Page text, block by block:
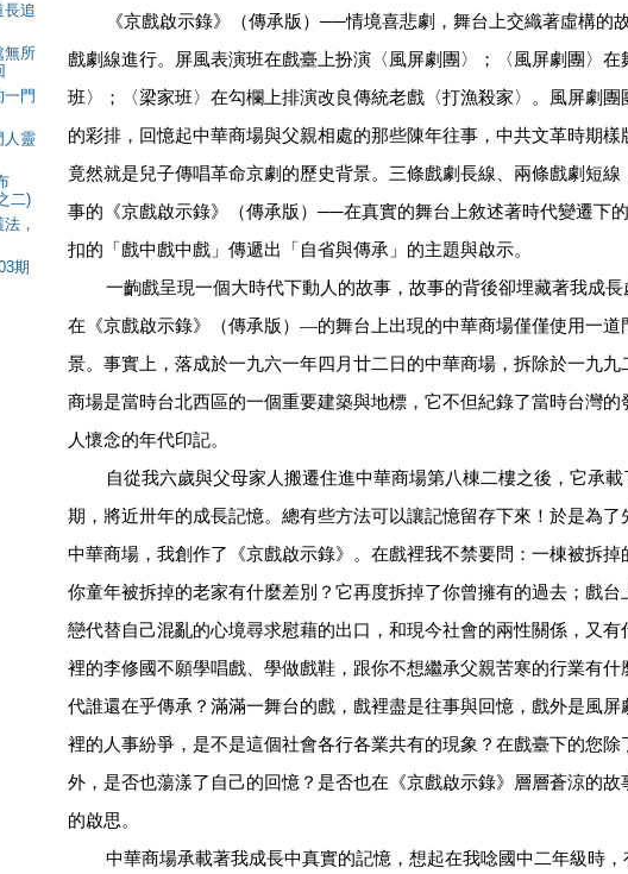
長追
無所
門
人靈
二)
，
期
《京戲啟示錄》（傳承版）──情境喜悲劇，舞台上交織著虛構的
戲劇線進行。屏風表演班在戲臺上扮演〈風屏劇團〉；〈風屏劇團〉在
班〉；〈梁家班〉在勾欄上排演改良傳統老戲〈打漁殺家〉。風屏劇團
的彩排，回憶起中華商場與父親相處的那些陳年往事，中共文革時期樣
竟然就是兒子傳唱革命京劇的歷史背景。三條戲劇長線、兩條戲劇短線
事的《京戲啟示錄》（傳承版）──在真實的舞台上敘述著時代變遷下
扣的「戲中戲中戲」傳遞出「自省與傳承」的主題與啟示。
一齣戲呈現一個大時代下動人的故事，故事的背後卻埋藏著我成長
在《京戲啟示錄》（傳承版）—的舞台上出現的中華商場僅僅使用一道
景。事實上，落成於一九六一年四月廿二日的中華商場，拆除於一九九
商場是當時台北西區的一個重要建築與地標，它不但紀錄了當時台灣的
人懷念的年代印記。
自從我六歲與父母家人搬遷住進中華商場第八棟二樓之後，它承
期，將近卅年的成長記憶。總有些方法可以讓記憶留存下來！於是為了
中華商場，我創作了《京戲啟示錄》。在戲裡我不禁要問：一棟被拆掉
你童年被拆掉的老家有什麼差別？它再度拆掉了你曾擁有的過去；戲台
戀代替自己混亂的心境尋求慰藉的出口，和現今社會的兩性關係，又有
裡的李修國不願學唱戲、學做戲鞋，跟你不想繼承父親苦寒的行業有
代誰還在乎傳承？滿滿一舞台的戲，戲裡盡是往事與回憶，戲外是風屏
裡的人事紛爭，是不是這個社會各行各業共有的現象？在戲臺下的您除
外，是否也蕩漾了自己的回憶？是否也在《京戲啟示錄》層層蒼涼的故
的啟思。
中華商場承載著我成長中真實的記憶，想起在我唸國中二年級時，